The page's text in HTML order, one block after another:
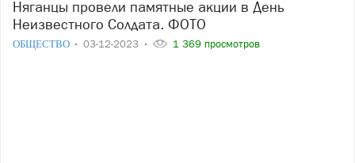
Няганцы провели памятные акции в День
Неизвестного Солдата. ФОТО
ОБЩЕСТВО 03-12-2023 1 369 просмотров